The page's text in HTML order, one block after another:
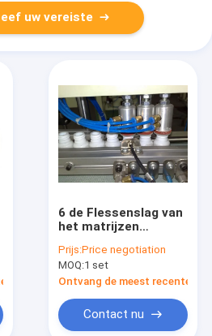
uw vereiste
Prijs
6 de Flessenslag van
het matrijzen
Vormen Machine,
Slag het Vormen
Apparaat mp55d-6
Prijs:Price negotiation
MOQ:1 set
Ontvang de meest recente
Contact nu